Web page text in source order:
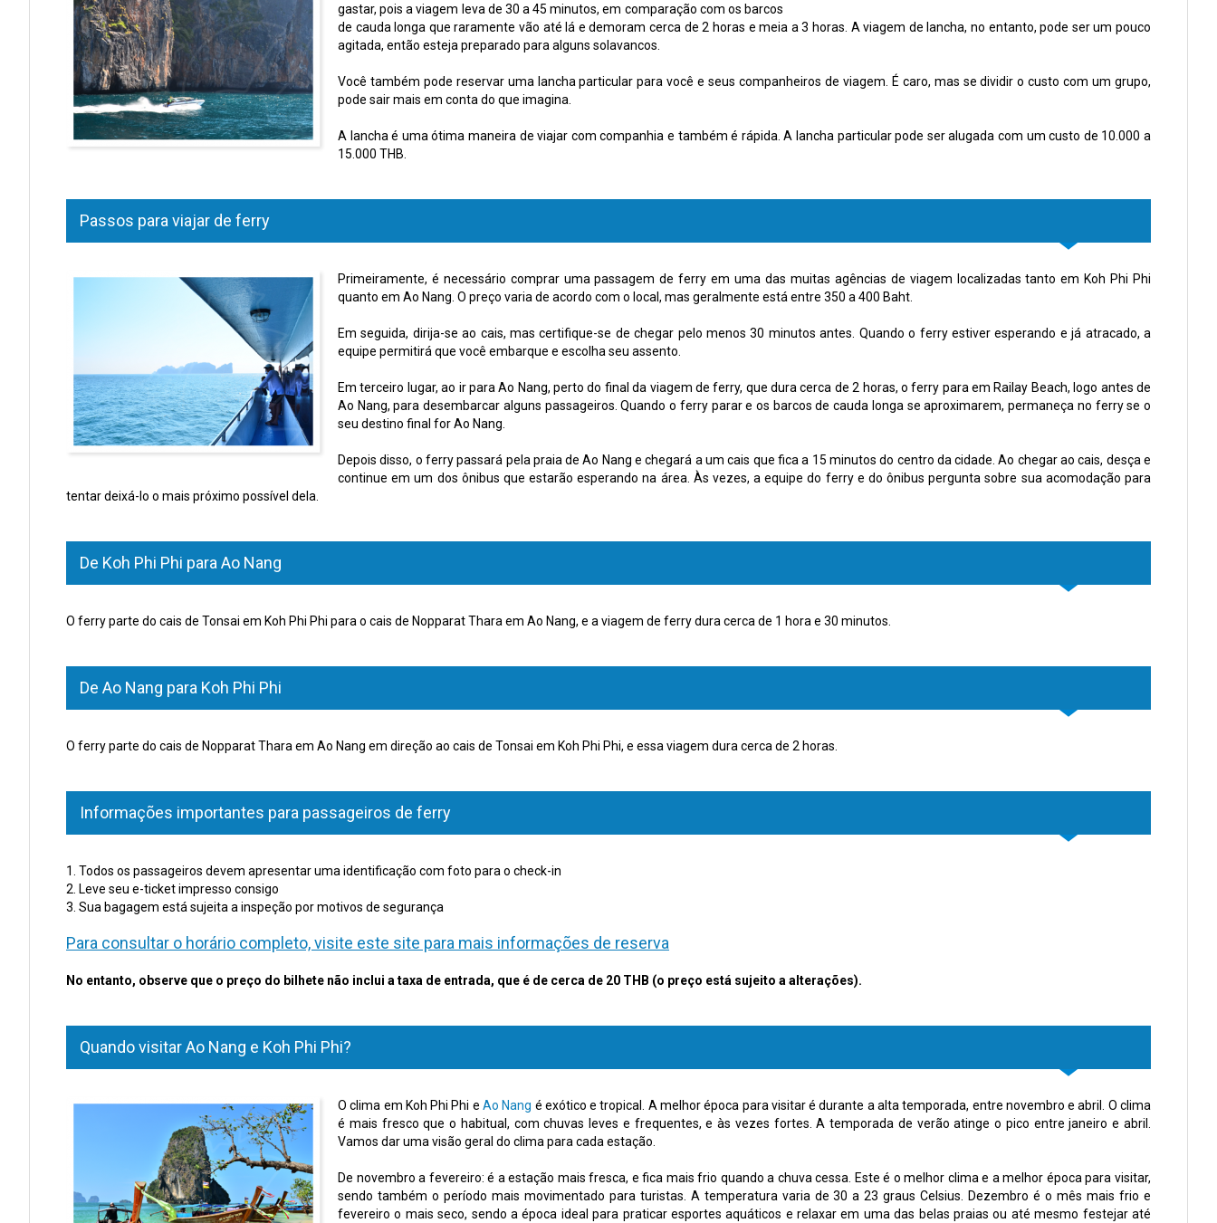
gastar, pois a viagem leva de 30 a 45 minutos, em comparação com os barcos
de cauda longa que raramente vão até lá e demoram cerca de 2 horas e meia a 3 horas. A viagem de lancha, no entanto, pode ser um pouco
agitada, então esteja preparado para alguns solavancos.
Você também pode reservar uma lancha particular para você e seus companheiros de viagem. É caro, mas se dividir o custo com um grupo,
pode sair mais em conta do que imagina.
A lancha é uma ótima maneira de viajar com companhia e também é rápida. A lancha particular pode ser alugada com um custo de 10.000 a
15.000 THB.
Passos para viajar de ferry
Primeiramente, é necessário comprar uma passagem de ferry em uma das muitas agências de viagem localizadas tanto em Koh Phi Phi
quanto em Ao Nang. O preço varia de acordo com o local, mas geralmente está entre 350 a 400 Baht.
Em seguida, dirija-se ao cais, mas certifique-se de chegar pelo menos 30 minutos antes. Quando o ferry estiver esperando e já atracado, a
equipe permitirá que você embarque e escolha seu assento.
Em terceiro lugar, ao ir para Ao Nang, perto do final da viagem de ferry, que dura cerca de 2 horas, o ferry para em Railay Beach, logo antes de
Ao Nang, para desembarcar alguns passageiros. Quando o ferry parar e os barcos de cauda longa se aproximarem, permaneça no ferry se o
seu destino final for Ao Nang.
Depois disso, o ferry passará pela praia de Ao Nang e chegará a um cais que fica a 15 minutos do centro da cidade. Ao chegar ao cais, desça e
continue em um dos ônibus que estarão esperando na área. Às vezes, a equipe do ferry e do ônibus pergunta sobre sua acomodação para
tentar deixá-lo o mais próximo possível dela.
De Koh Phi Phi para Ao Nang
O ferry parte do cais de Tonsai em Koh Phi Phi para o cais de Nopparat Thara em Ao Nang, e a viagem de ferry dura cerca de 1 hora e 30 minutos.
De Ao Nang para Koh Phi Phi
O ferry parte do cais de Nopparat Thara em Ao Nang em direção ao cais de Tonsai em Koh Phi Phi, e essa viagem dura cerca de 2 horas.
Informações importantes para passageiros de ferry
1. Todos os passageiros devem apresentar uma identificação com foto para o check-in
2. Leve seu e-ticket impresso consigo
3. Sua bagagem está sujeita a inspeção por motivos de segurança
Para consultar o horário completo, visite este site para mais informações de reserva
No entanto, observe que o preço do bilhete não inclui a taxa de entrada, que é de cerca de 20 THB (o preço está sujeito a alterações).
Quando visitar Ao Nang e Koh Phi Phi?
O clima em Koh Phi Phi e Ao Nang é exótico e tropical. A melhor época para visitar é durante a alta temporada, entre novembro e abril. O clima
é mais fresco que o habitual, com chuvas leves e frequentes, e às vezes fortes. A temporada de verão atinge o pico entre janeiro e abril.
Vamos dar uma visão geral do clima para cada estação.
De novembro a fevereiro: é a estação mais fresca, e fica mais frio quando a chuva cessa. Este é o melhor clima e a melhor época para visitar,
sendo também o período mais movimentado para turistas. A temperatura varia de 30 a 23 graus Celsius. Dezembro é o mês mais frio e
fevereiro o mais seco, sendo a época ideal para praticar esportes aquáticos e relaxar em uma das belas praias ou até mesmo festejar até